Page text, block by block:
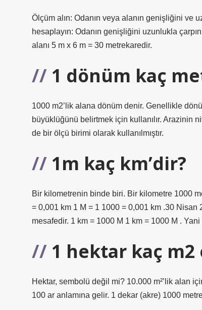
Ölçüm alın: Odanın veya alanın genişliğini ve
hesaplayın: Odanın genişliğini uzunlukla
alanı 5 m x 6 m = 30 metrekaredir.
1 dönüm kaç
1000 m2’lik alana dönüm denir. Genellikle
büyüklüğünü belirtmek için kullanılır. Arazinin
de bir ölçü birimi olarak kullanılmıştır.
1m kaç km’dir?
Bir kilometrenin binde biri. Bir kilometre 1000
= 0,001 km 1 M = 1 1000 = 0,001 km .30
mesafedir. 1 km = 1000 M 1 km = 1000 M .
1 hektar kaç m2
Hektar, sembolü değil mi? 10.000 m²’lik alan
100 ar anlamına gelir. 1 dekar (akre) 1000